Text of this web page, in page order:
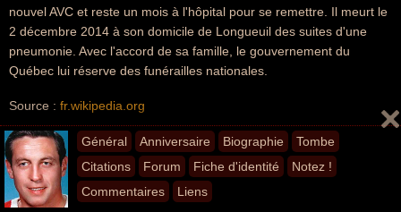
Général Anniversaire Biographie
Tombe
Citations
Forum Fiche d'identité
Notez !
Commentaires
Liens
nouvel AVC et reste un mois à l'hôpital pour se remettre. Il meurt le
2 décembre 2014 à son domicile de Longueuil des suites d'une
pneumonie. Avec l'accord de sa famille, le gouvernement du
Québec lui réserve des funérailles nationales.
Source : fr.wikipedia.org
Tombe
Aidez-nousà localiser la tombe de Jean Béliveau en nous